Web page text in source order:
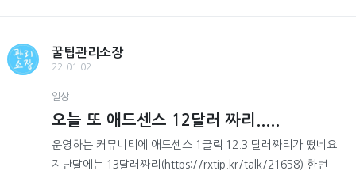
꿀팁관리소장
22.01.02
일상
오늘 또 애드센스 12달러 짜리.....
운영하는 커뮤니티에 애드센스 1클릭 12.3 달러짜리가 떴네요.
지난달에는 13달러짜리(https://rxtip.kr/talk/21658) 한번